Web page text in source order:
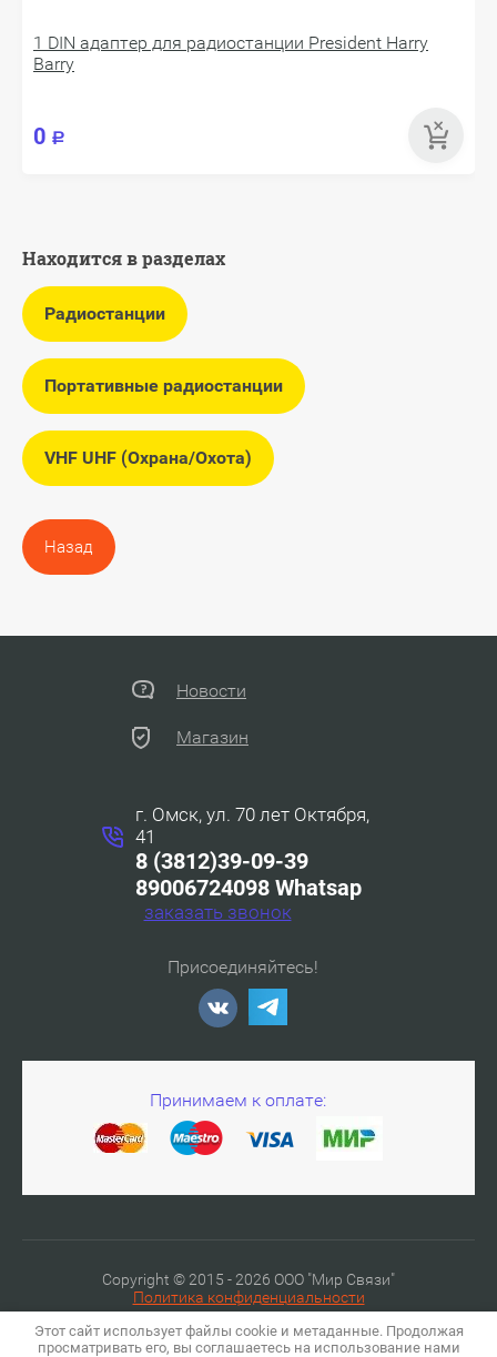
Этот сайт использует файлы cookie и метаданные. Продолжая
просматривать его, вы соглашаетесь на использование нами
1 DIN адаптер для радиостанции President Harry
Barry
0 Р
Находится в разделах
Радиостанции
Портативные радиостанции
VHF UHF (Охрана/Охота)
Назад
Новости
Магазин
г. Омск, ул. 70 лет Октября,
41
8 (3812)39-09-39
89006724098 Whatsap
заказать звонок
Присоединяйтесь!
Принимаем к оплате:
Copyright © 2015 - 2026 ООО "Мир Связи"
Политика конфиденциальности